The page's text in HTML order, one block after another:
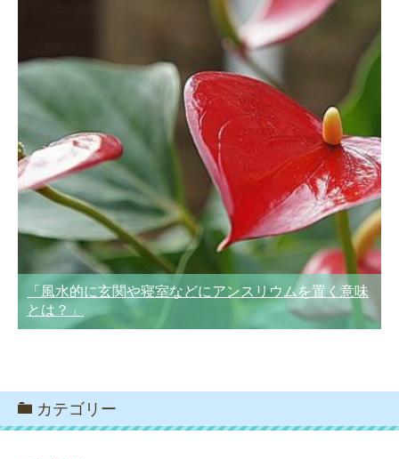
「風水的に玄関や寝室などにアンスリウムを置く意味
とは？」
カテゴリー